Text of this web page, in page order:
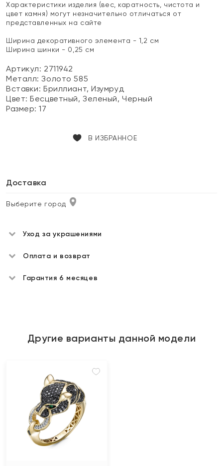
Характеристики изделия (вес, каратность, чистота и
цвет камня) могут незначительно отличаться от
представленных на сайте
Ширина декоративного элемента - 1,2 см
Ширина шинки - 0,25 см
Артикул: 2711942
Металл:Золото 585
Вставки:Бриллиант, Изумруд
Цвет:Бесцветный, Зеленый, Черный
Размер:17
В ИЗБРАННОЕ
Доставка
Выберите город
Уход за украшениями
Оплата и возврат
Гарантия 6 месяцев
Другие варианты данной модели